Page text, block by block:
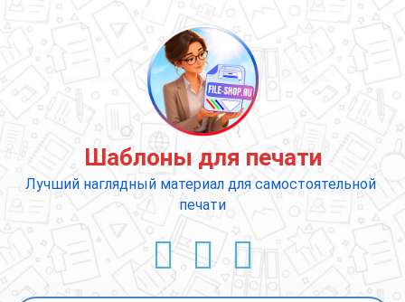
содержимому
Шаблоны для печати
Лучший наглядный материал для самостоятельной
печати
ВКонтакте
YouTube
E-mail